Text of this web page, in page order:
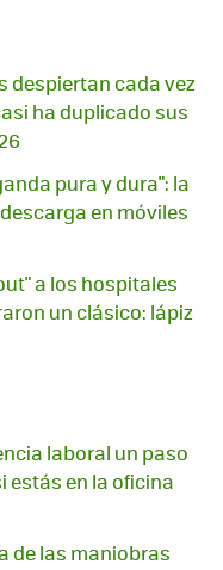
despiertan cada vez
ha duplicado sus
pura y dura": la
en móviles
a los hospitales
un clásico: lápiz
laboral un paso
estás en la oficina
de las maniobras